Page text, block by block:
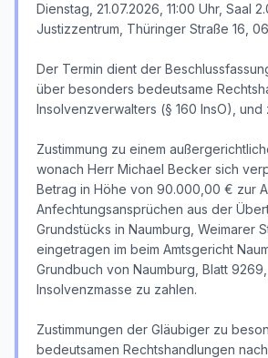
Dienstag, 21.07.2026, 11:00 Uhr, Saal
Justizzentrum, Thüringer Straße 16,
Der Termin dient der
über besonders bedeutsame
Insolvenzverwalters (§ 160 InsO), und
Zustimmung zu einem
wonach Herr Michael Becker sich
Betrag in Höhe von 90.000,00 € zur
Anfechtungsansprüchen aus der
Grundstücks in Naumburg, Weimarer
eingetragen im beim Amtsgericht
Grundbuch von Naumburg, Blatt
Insolvenzmasse zu zahlen.
Zustimmungen der Gläubiger zu
bedeutsamen Rechtshandlungen nach